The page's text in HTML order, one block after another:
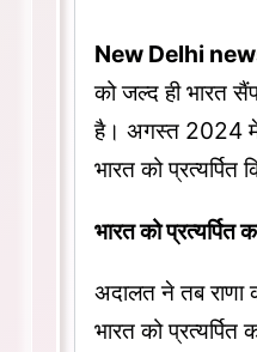
New Delhi
को जल्द ही भारत
है। अगस्त 2024 में
भारत को
भारत को प्रत्यर्पित
अदालत ने तब राणा
भारत को